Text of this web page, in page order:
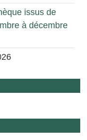
issus de
à décembre